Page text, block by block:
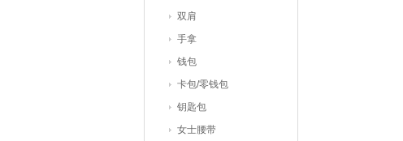
双肩
手拿
钱包
卡包/零钱包
钥匙包
女士腰带